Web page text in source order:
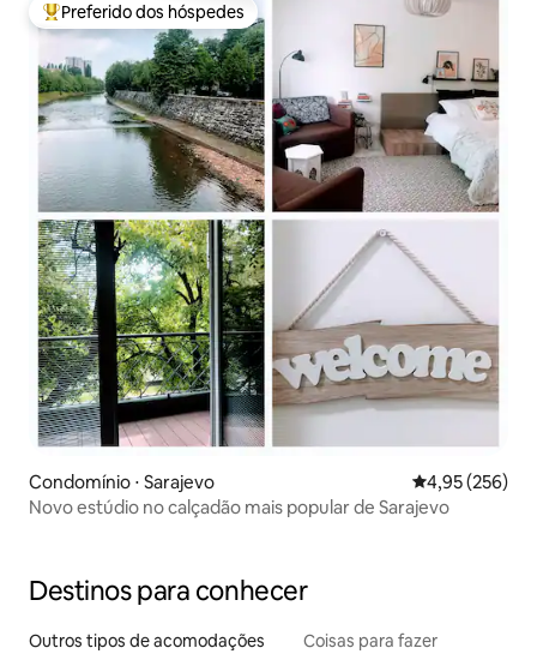
Entre os melhores preferidos dos hóspedes
Preferido dos hóspedes
Condomínio ⋅ Sarajevo 4,95 de uma
4,95 (256)
Novo estúdio no calçadão mais popular de Sarajevo
Destinos para conhecer
Outros tipos de acomodações Coisas para fazer